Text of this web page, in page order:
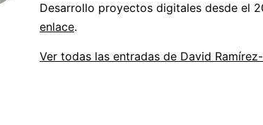
Desarrollo proyectos digitales desde el
enlace.
Ver todas las entradas de David